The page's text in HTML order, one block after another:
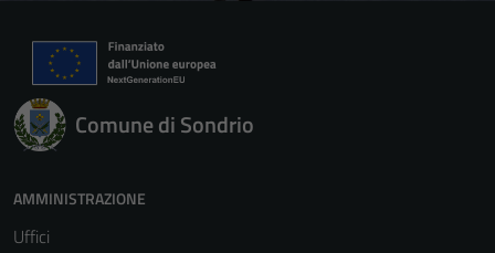
Comune di Sondrio
AMMINISTRAZIONE
Uffici